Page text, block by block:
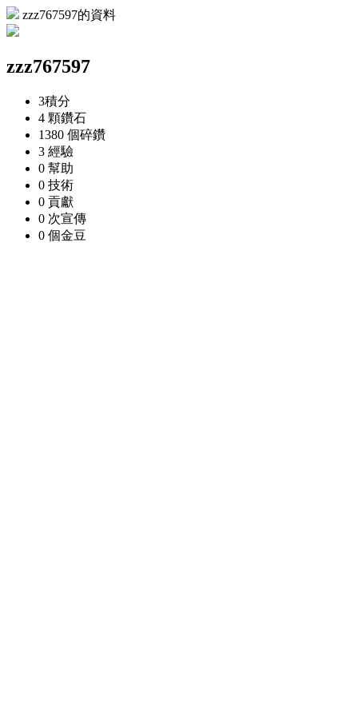
zzz767597的資料
zzz767597
3積分
4 顆鑽石
1380 個碎鑽
3 經驗
0 幫助
0 技術
0 貢獻
0 次宣傳
0 個金豆